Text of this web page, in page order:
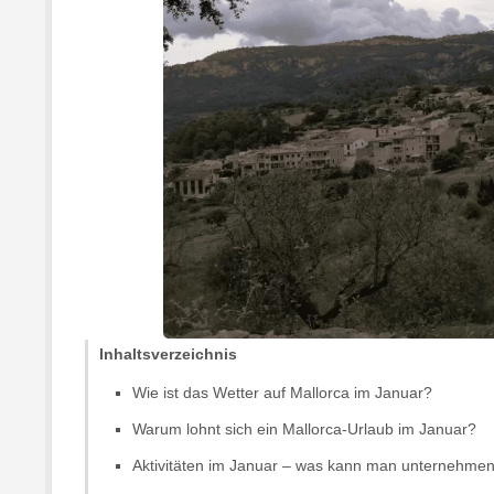
Inhaltsverzeichnis
Wie ist das Wetter auf Mallorca im Januar?
Warum lohnt sich ein Mallorca-Urlaub im Januar?
Aktivitäten im Januar – was kann man